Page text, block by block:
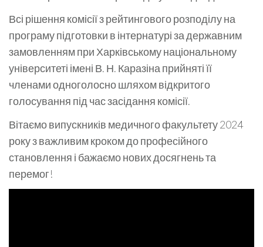
Всі рішення комісії з рейтингового розподілу на
програму підготовки в інтернатурі за державним
замовленням при Харківському національному
університеті імені В. Н. Каразіна прийняті її
членами одноголосно шляхом відкритого
голосування під час засідання комісії.
Вітаємо випускників медичного факультету 2024
року з важливим кроком до професійного
становлення і бажаємо нових досягнень та
перемог!